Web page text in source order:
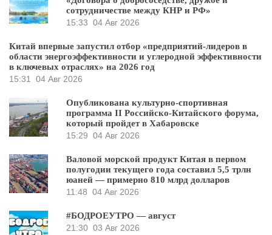
сотрудничестве между КНР и РФ»
15:33 04 Авг 2026
Китай впервые запустил отбор «предприятий-лидеров в
области энергоэффективности и углеродной эффективности
в ключевых отраслях» на 2026 год
15:31 04 Авг 2026
Опубликована культурно-спортивная
программа II Российско-Китайского форума,
который пройдет в Хабаровске
15:29 04 Авг 2026
Валовой морской продукт Китая в первом
полугодии текущего года составил 5,5 трлн
юаней — примерно 810 млрд долларов
11:48 04 Авг 2026
#БОДРОЕУТРО — август
21:30 03 Авг 2026